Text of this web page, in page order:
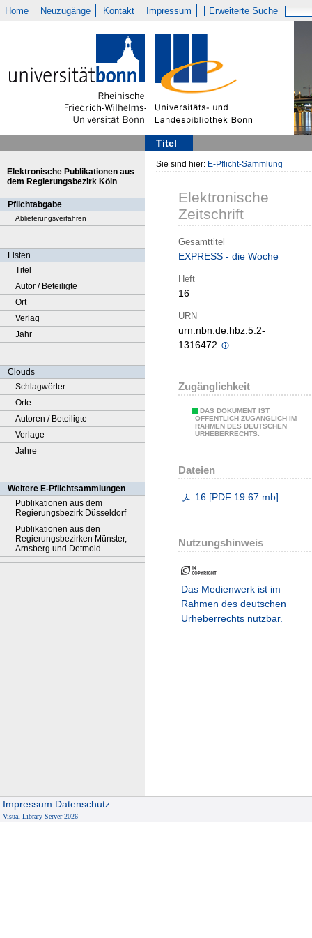
Home Neuzugänge Kontakt Impressum Erweiterte Suche
Titel
Elektronische Publikationen aus
dem Regierungsbezirk Köln
Pflichtabgabe
Ablieferungsverfahren
Listen
Titel
Autor / Beteiligte
Ort
Verlag
Jahr
Clouds
Schlagwörter
Orte
Autoren / Beteiligte
Verlage
Jahre
Weitere E-Pflichtsammlungen
Publikationen aus dem
Regierungsbezirk Düsseldorf
Publikationen aus den
Regierungsbezirken Münster,
Arnsberg und Detmold
Sie sind hier: E-Pflicht-Sammlung
Elektronische
Zeitschrift
Gesamttitel
EXPRESS - die Woche
Heft
16
URN
urn:nbn:de:hbz:5:2-
1316472
Zugänglichkeit
DAS DOKUMENT IST
ÖFFENTLICH ZUGÄNGLICH IM
RAHMEN DES DEUTSCHEN
URHEBERRECHTS.
Dateien
16 [PDF 19.67 mb]
Nutzungshinweis
Das Medienwerk ist im
Rahmen des deutschen
Urheberrechts nutzbar.
Impressum Datenschutz
Visual Library Server 2026